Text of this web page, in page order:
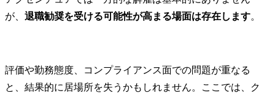
が、 退職勧奨を受ける可能性が高まる場面は存在します。
評価や勤務態度、コンプライアンス面での問題が重なる
と、結果的に居場所を失うかもしれません。ここでは、ク